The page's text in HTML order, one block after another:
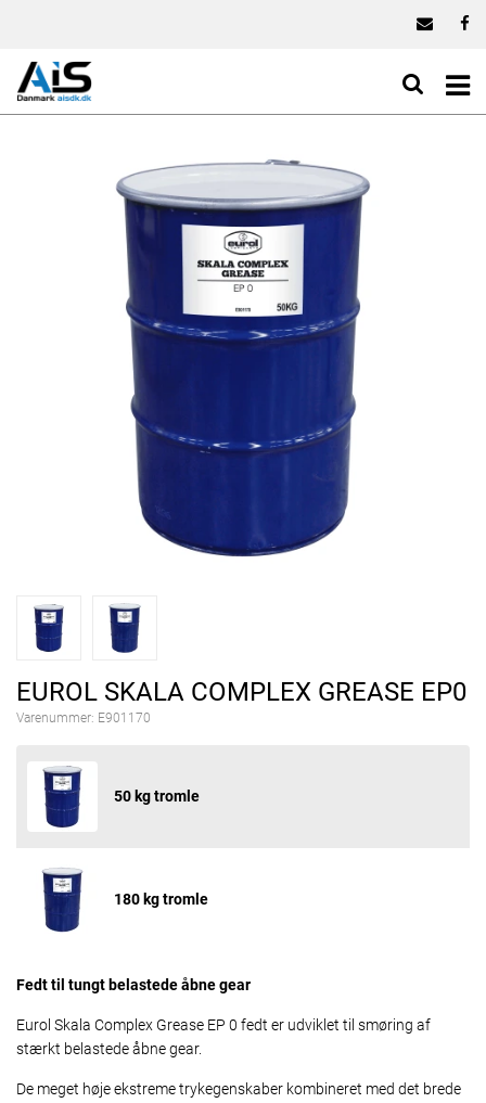
EUROL SKALA COMPLEX GREASE EP0
Varenummer: E901170
50 kg tromle
180 kg tromle
Fedt til tungt belastede åbne gear
Eurol Skala Complex Grease EP 0 fedt er udviklet til smøring af
stærkt belastede åbne gear.
De meget høje ekstreme trykegenskaber kombineret med det brede